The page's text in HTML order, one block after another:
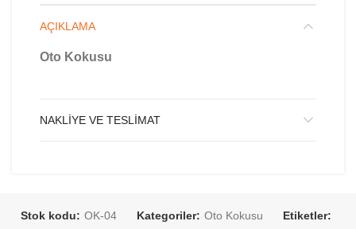
AÇIKLAMA
Oto Kokusu
NAKLIYE VE TESLIMAT
Stok kodu: OK-04 Kategoriler: Oto Kokusu
Etiketler: